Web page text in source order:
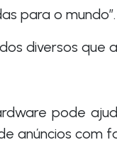
para o
diversos que
pode
anúncios com